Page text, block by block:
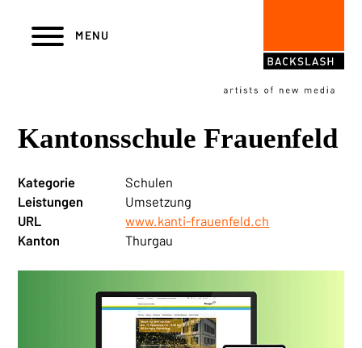
MENU
Kantonsschule Frauenfeld
Kategorie
Schulen
Leistungen
Umsetzung
URL
www.kanti-frauenfeld.ch
Kanton
Thurgau